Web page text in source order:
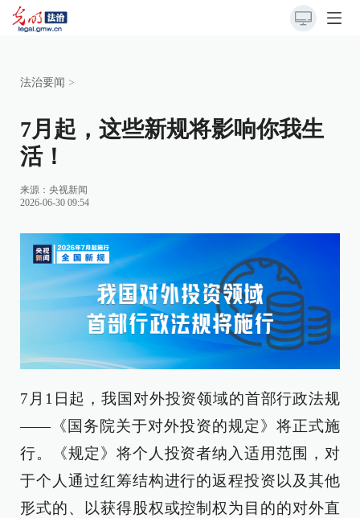
法治要闻 >
7月起，这些新规将影响你我生
活！
来源： 央视新闻
2026-06-30 09:54
7月1日起，我国对外投资领域的首部行政法规
——《国务院关于对外投资的规定》将正式施
行。《规定》将个人投资者纳入适用范围，对
于个人通过红筹结构进行的返程投资以及其他
形式的、以获得股权或控制权为目的的对外直